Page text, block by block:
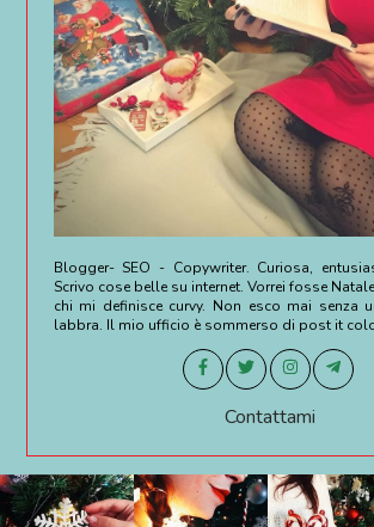
Blogger- SEO - Copywriter. Curiosa,
Scrivo cose belle su internet. Vorrei fosse
chi mi definisce curvy. Non esco mai senza
labbra. Il mio ufficio è sommerso di post it
Contattami